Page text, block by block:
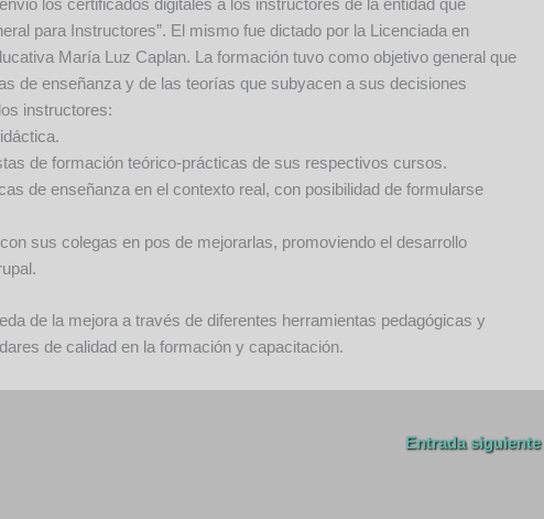
los certificados digitales a los instructores de la entidad que
para Instructores”. El mismo fue dictado por la Licenciada en
María Luz Caplan. La formación tuvo como objetivo general que
de enseñanza y de las teorías que subyacen a sus decisiones
instructores:
de formación teórico-prácticas de sus respectivos cursos.
de enseñanza en el contexto real, con posibilidad de formularse
sus colegas en pos de mejorarlas, promoviendo el desarrollo
de la mejora a través de diferentes herramientas pedagógicas y
de calidad en la formación y capacitación.
Entrada siguiente